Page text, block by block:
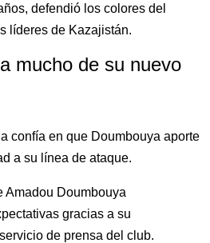
defendió los colores del
líderes de Kazajistán.
mucho de su nuevo
confía en que Doumbouya aporte
a su línea de ataque.
Amadou Doumbouya
gracias a su
de prensa del club.